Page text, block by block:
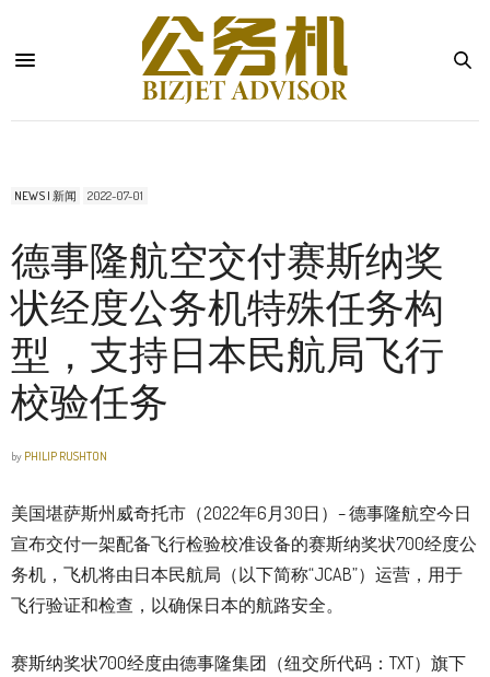
NEWS | 新闻 2022-07-01
德事隆航空交付赛斯纳奖
状经度公务机特殊任务构
型，支持日本民航局飞行
校验任务
by PHILIP RUSHTON
美国堪萨斯州威奇托市（2022年6月30日）– 德事隆航空今日
宣布交付一架配备飞行检验校准设备的赛斯纳奖状700经度公
务机，飞机将由日本民航局（以下简称“JCAB”）运营，用于
飞行验证和检查，以确保日本的航路安全。
赛斯纳奖状700经度由德事隆集团（纽交所代码：TXT）旗下